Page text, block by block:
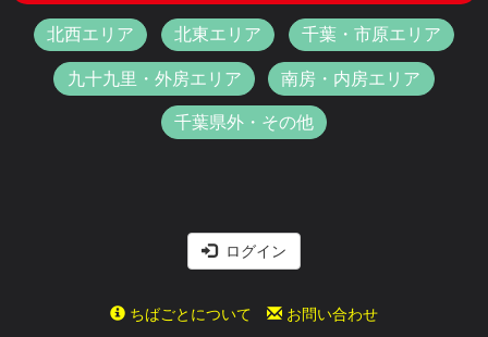
北西エリア 北東エリア 千葉・市原エリア
九十九里・外房エリア 南房・内房エリア
千葉県外・その他
ログイン
ちばごとについて お問い合わせ